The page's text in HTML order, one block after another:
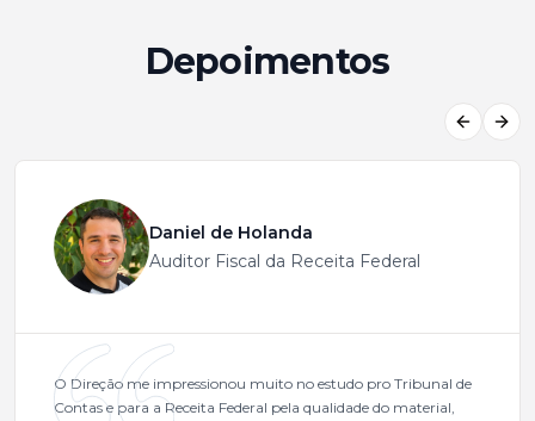
Depoimentos
Daniel de Holanda
Auditor Fiscal da Receita Federal
O Direção me impressionou muito no estudo pro Tribunal de
Contas e para a Receita Federal pela qualidade do material,